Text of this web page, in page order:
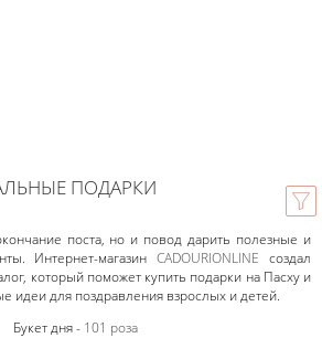
ПОДАРКИ
поста, но и повод дарить полезные и
Интернет-магазинCADOURIONLINE создал
который поможет купить подарки на Пасху и
идеи для поздравления взрослых и детей.
Букет дня - 101 роза